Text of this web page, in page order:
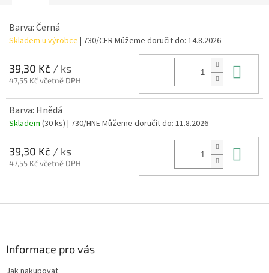
Barva: Černá
Skladem u výrobce | 730/CER Můžeme doručit do: 14.8.2026
39,30 Kč / ks
47,55 Kč včetně DPH
Barva: Hnědá
Skladem (30 ks) | 730/HNEMůžeme doručit do: 11.8.2026
39,30 Kč / ks
47,55 Kč včetně DPH
Informace pro vás